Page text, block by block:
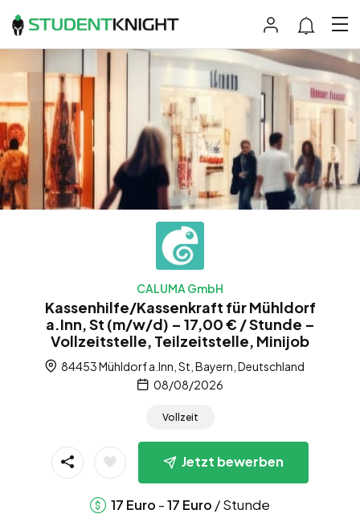
CALUMA GmbH
Kassenhilfe/Kassenkraft für Mühldorf
a.Inn, St (m/w/d) – 17,00 € / Stunde –
Vollzeitstelle, Teilzeitstelle, Minijob
84453 Mühldorf a.Inn, St, Bayern, Deutschland
08/08/2026
Vollzeit
Jetzt bewerben
17 Euro -17 Euro / Stunde